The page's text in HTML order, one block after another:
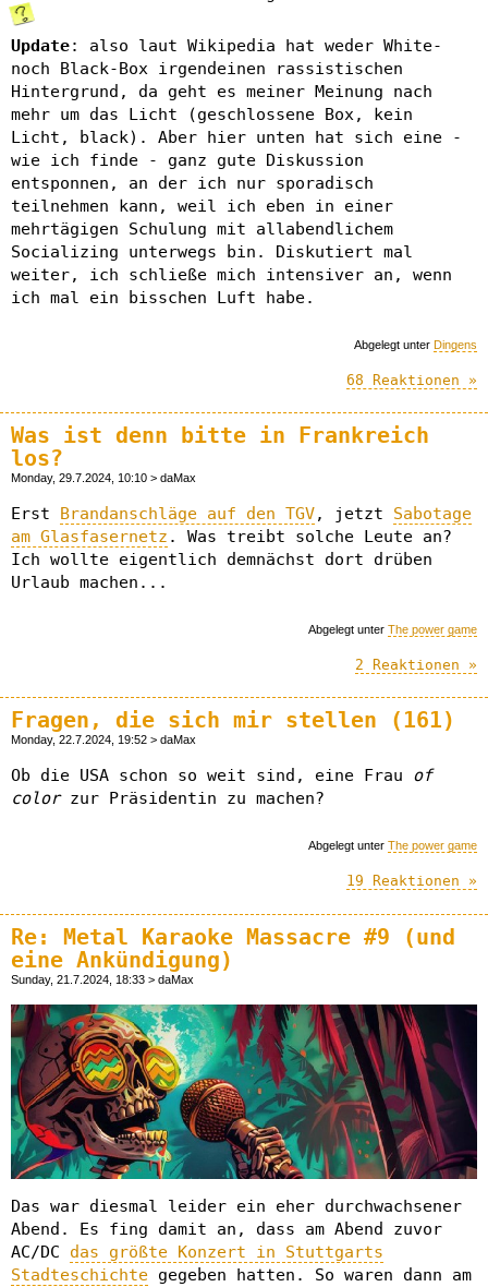
Update: also laut Wikipedia hat weder White-
noch Black-Box irgendeinen rassistischen
Hintergrund, da geht es meiner Meinung nach
mehr um das Licht (geschlossene Box, kein
Licht, black). Aber hier unten hat sich eine -
wie ich finde - ganz gute Diskussion
entsponnen, an der ich nur sporadisch
teilnehmen kann, weil ich eben in einer
mehrtägigen Schulung mit allabendlichem
Socializing unterwegs bin. Diskutiert mal
weiter, ich schließe mich intensiver an, wenn
ich mal ein bisschen Luft habe.
Abgelegt unter Dingens
68 Reaktionen »
Was ist denn bitte in Frankreich
los?
Monday, 29.7.2024, 10:10 > daMax
Erst Brandanschläge auf den TGV, jetzt Sabotage
am Glasfasernetz . Was treibt solche Leute an?
Ich wollte eigentlich demnächst dort drüben
Urlaub machen...
Abgelegt unter The power game
2 Reaktionen »
Fragen, die sich mir stellen (161)
Monday, 22.7.2024, 19:52 > daMax
Ob die USA schon so weit sind, eine Frau of
colorzur Präsidentin zu machen?
Abgelegt unter The power game
19 Reaktionen »
Re: Metal Karaoke Massacre #9 (und
eine Ankündigung)
Sunday, 21.7.2024, 18:33 > daMax
Das war diesmal leider ein eher durchwachsener
Abend. Es fing damit an, dass am Abend zuvor
AC/DC das größte Konzert in Stuttgarts
Stadteschichte gegeben hatten. So waren dann am